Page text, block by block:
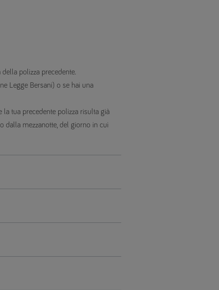
polizza precedente.
Legge Bersani) o se hai una
la tua precedente polizza risulta già
dalla mezzanotte, del giorno in cui